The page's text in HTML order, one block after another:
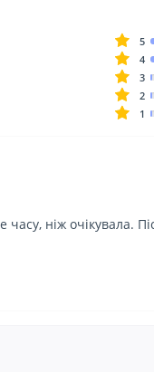
5
4
3
2
1
ніж очікувала.